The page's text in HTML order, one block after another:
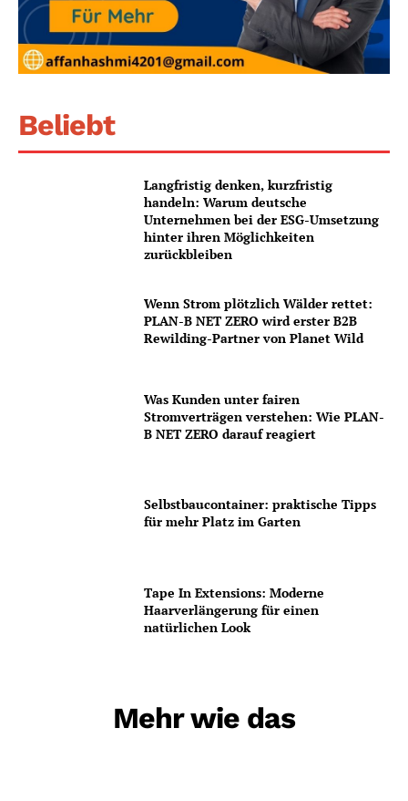
Beliebt
Langfristig denken, kurzfristig
handeln: Warum deutsche
Unternehmen bei der ESG-Umsetzung
hinter ihren Möglichkeiten
zurückbleiben
Wenn Strom plötzlich Wälder rettet:
PLAN-B NET ZERO wird erster B2B
Rewilding-Partner von Planet Wild
Was Kunden unter fairen
Stromverträgen verstehen: Wie PLAN-
B NET ZERO darauf reagiert
Selbstbaucontainer: praktische Tipps
für mehr Platz im Garten
Tape In Extensions: Moderne
Haarverlängerung für einen
natürlichen Look
Mehr wie das